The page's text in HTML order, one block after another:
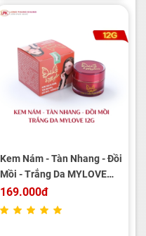
Kem Nám - Tàn Nhang - Đồi
Mồi - Trắng Da MYLOVE
12g
169.000đ